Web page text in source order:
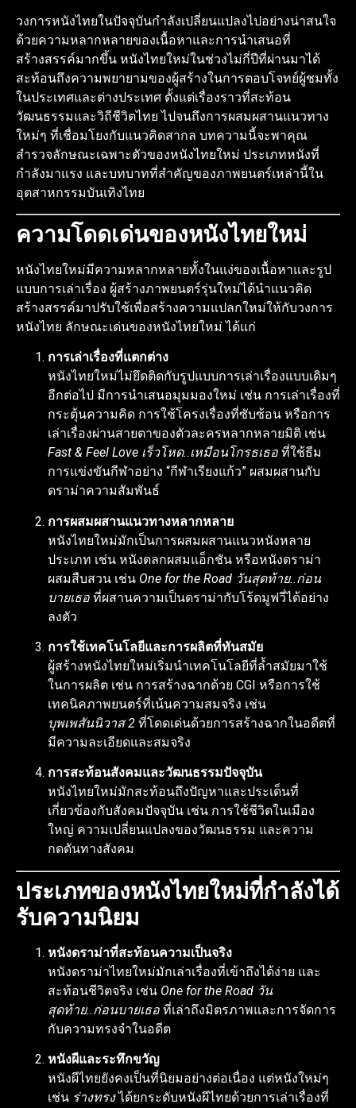
ธี่หยด2
Whale Store xoxo (2025)
วงการหนังไทยในปัจจุบันกำลังเปลี่ยนแปลงไปอย่างน่าสนใจ
ด้วยความหลากหลายของเนื้อหาและการนำเสนอที่
สร้างสรรค์มากขึ้น หนังไทยใหม่ในช่วงไม่กี่ปีที่ผ่านมาได้
สะท้อนถึงความพยายามของผู้สร้างในการตอบโจทย์ผู้ชมทั้ง
ในประเทศและต่างประเทศ ตั้งแต่เรื่องราวที่สะท้อน
วัฒนธรรมและวิถีชีวิตไทย ไปจนถึงการผสมผสานแนวทาง
ใหม่ๆ ที่เชื่อมโยงกับแนวคิดสากล บทความนี้จะพาคุณ
สำรวจลักษณะเฉพาะตัวของหนังไทยใหม่ ประเภทหนังที่
กำลังมาแรง และบทบาทที่สำคัญของภาพยนตร์เหล่านี้ใน
อุตสาหกรรมบันเทิงไทย
ความโดดเด่นของหนังไทยใหม่
หนังไทยใหม่มีความหลากหลายทั้งในแง่ของเนื้อหาและรูป
แบบการเล่าเรื่อง ผู้สร้างภาพยนตร์รุ่นใหม่ได้นำแนวคิด
สร้างสรรค์มาปรับใช้เพื่อสร้างความแปลกใหม่ให้กับวงการ
หนังไทย ลักษณะเด่นของหนังไทยใหม่ ได้แก่
การเล่าเรื่องที่แตกต่าง
หนังไทยใหม่ไม่ยึดติดกับรูปแบบการเล่าเรื่องแบบเดิมๆ
อีกต่อไป มีการนำเสนอมุมมองใหม่ เช่น การเล่าเรื่องที่
กระตุ้นความคิด การใช้โครงเรื่องที่ซับซ้อน หรือการ
เล่าเรื่องผ่านสายตาของตัวละครหลากหลายมิติ เช่น
Fast & Feel Love เร็วโหด..เหมือนโกรธเธอ ที่ใช้ธีม
การแข่งขันกีฬาอย่าง “กีฬาเรียงแก้ว” ผสมผสานกับ
ดราม่าความสัมพันธ์
การผสมผสานแนวทางหลากหลาย
หนังไทยใหม่มักเป็นการผสมผสานแนวหนังหลาย
ประเภท เช่น หนังตลกผสมแอ็กชัน หรือหนังดราม่า
ผสมสืบสวน เช่น One for the Road วันสุดท้าย..ก่อน
บายเธอ ที่ผสานความเป็นดราม่ากับโร้ดมูฟวี่ได้อย่าง
ลงตัว
การใช้เทคโนโลยีและการผลิตที่ทันสมัย
ผู้สร้างหนังไทยใหม่เริ่มนำเทคโนโลยีที่ล้ำสมัยมาใช้
ในการผลิต เช่น การสร้างฉากด้วย CGI หรือการใช้
เทคนิคภาพยนตร์ที่เน้นความสมจริง เช่น
บุพเพสันนิวาส 2 ที่โดดเด่นด้วยการสร้างฉากในอดีตที่
มีความละเอียดและสมจริง
การสะท้อนสังคมและวัฒนธรรมปัจจุบัน
หนังไทยใหม่มักสะท้อนถึงปัญหาและประเด็นที่
เกี่ยวข้องกับสังคมปัจจุบัน เช่น การใช้ชีวิตในเมือง
ใหญ่ ความเปลี่ยนแปลงของวัฒนธรรม และความ
กดดันทางสังคม
ประเภทของหนังไทยใหม่ที่กำลังได้
รับความนิยม
หนังดราม่าที่สะท้อนความเป็นจริง
หนังดราม่าไทยใหม่มักเล่าเรื่องที่เข้าถึงได้ง่าย และ
สะท้อนชีวิตจริง เช่น One for the Road วัน
สุดท้าย..ก่อนบายเธอ ที่เล่าถึงมิตรภาพและการจัดการ
กับความทรงจำในอดีต
หนังผีและระทึกขวัญ
หนังผีไทยยังคงเป็นที่นิยมอย่างต่อเนื่อง แต่หนังใหม่ๆ
เช่น ร่างทรงได้ยกระดับหนังผีไทยด้วยการเล่าเรื่องที่